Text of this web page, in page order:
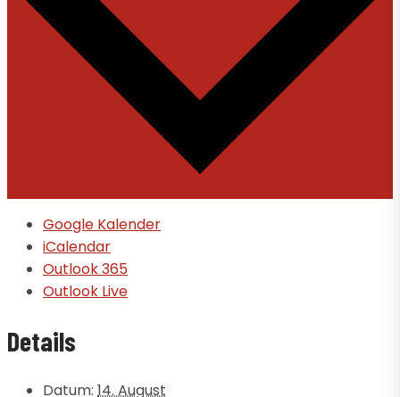
Google Kalender
iCalendar
Outlook 365
Outlook Live
Details
Datum: 14. August